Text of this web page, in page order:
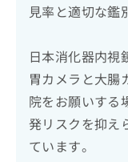
見率と適切な鑑
日本消化器内視
胃カメラと大
院をお願いする
発リスクを抑え
ています。